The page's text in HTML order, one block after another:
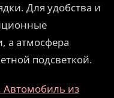
Для удобства и
а атмосфера
подсветкой.
Автомобиль из